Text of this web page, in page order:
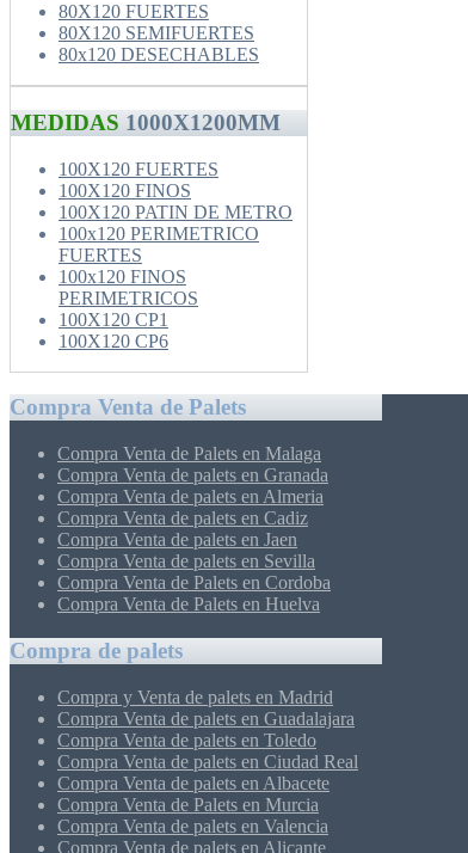
80X120 FUERTES
80X120 SEMIFUERTES
80x120 DESECHABLES
MEDIDAS 1000X1200MM
100X120 FUERTES
100X120 FINOS
100X120 PATIN DE METRO
100x120 PERIMETRICO
FUERTES
100x120 FINOS
PERIMETRICOS
100X120 CP1
100X120 CP6
Compra Venta de Palets
Compra Venta de Palets en Malaga
Compra Venta de palets en Granada
Compra Venta de palets en Almeria
Compra Venta de palets en Cadiz
Compra Venta de palets en Jaen
Compra Venta de palets en Sevilla
Compra Venta de Palets en Cordoba
Compra Venta de Palets en Huelva
Compra de palets
Compra y Venta de palets en Madrid
Compra Venta de palets en Guadalajara
Compra Venta de palets en Toledo
Compra Venta de palets en Ciudad Real
Compra Venta de palets en Albacete
Compra Venta de Palets en Murcia
Compra Venta de palets en Valencia
Compra Venta de palets en Alicante